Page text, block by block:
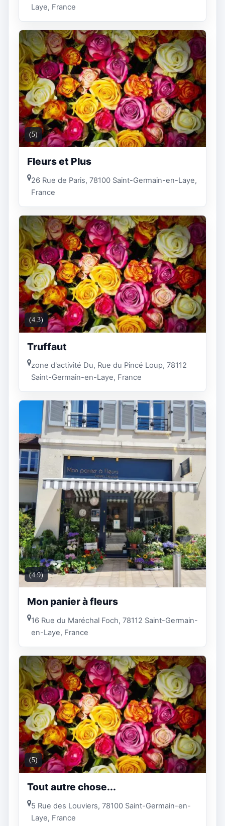
Laye, France
(5)
Fleurs et Plus
26 Rue de Paris, 78100 Saint-Germain-en-Laye,
France
(4.3)
Truffaut
zone d'activité Du, Rue du Pincé Loup, 78112
Saint-Germain-en-Laye, France
(4.9)
Mon panier à fleurs
16 Rue du Maréchal Foch, 78112 Saint-Germain-
en-Laye, France
(5)
Tout autre chose...
5 Rue des Louviers, 78100 Saint-Germain-en-
Laye, France